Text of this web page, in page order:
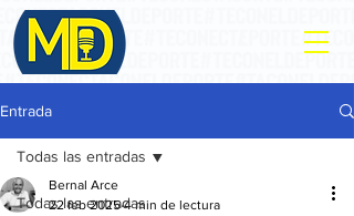
Entrada
Todas las entradas
Todas las entradas
Bernal Arce
22 feb 2025 4 min de lectura